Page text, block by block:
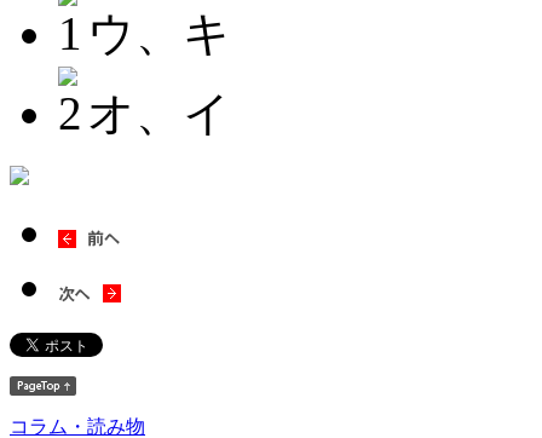
ウ、キ
オ、イ
コラム・読み物